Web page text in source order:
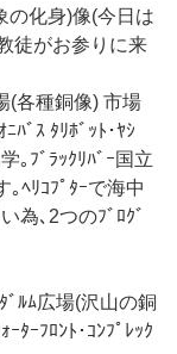
の化身)像(今日は
徒がお参りに来
(各種銅像) 市場
ﾊﾞｽ ﾀﾘﾎﾞｯﾄ･ﾔｼ
｡ﾌﾞﾗｯｸﾘﾊﾞｰ国立
ﾍﾘｺﾌﾟﾀｰで海中
為､2つのﾌﾞﾛｸﾞ
ﾞﾙﾑ広場(沢山の銅
ﾀｰﾌﾛﾝﾄ･ｺﾝﾌﾟﾚｯｸ